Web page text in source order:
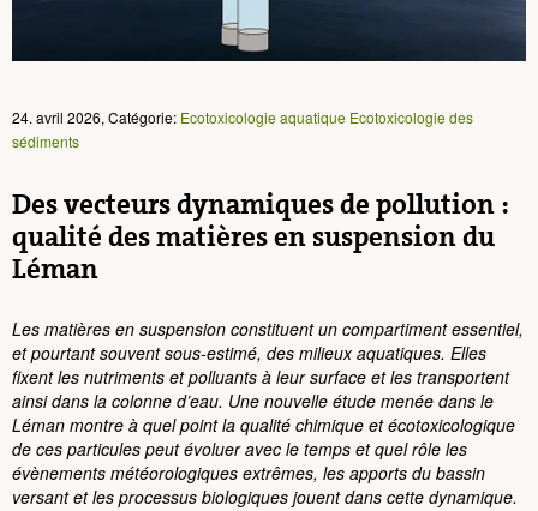
24. avril 2026, Catégorie: Ecotoxicologie aquatique Ecotoxicologie des
sédiments
Des vecteurs dynamiques de pollution :
qualité des matières en suspension du
Léman
Les matières en suspension constituent un compartiment essentiel,
et pourtant souvent sous-estimé, des milieux aquatiques. Elles
fixent les nutriments et polluants à leur surface et les transportent
ainsi dans la colonne d’eau. Une nouvelle étude menée dans le
Léman montre à quel point la qualité chimique et écotoxicologique
de ces particules peut évoluer avec le temps et quel rôle les
évènements météorologiques extrêmes, les apports du bassin
versant et les processus biologiques jouent dans cette dynamique.